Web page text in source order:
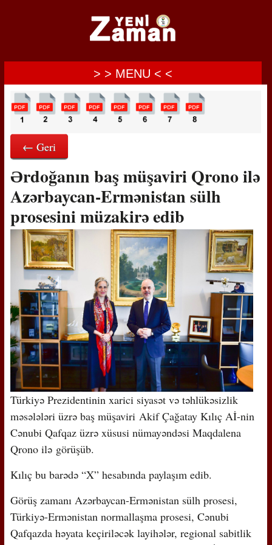
> > MENU < <
← Geri
Ərdoğanın baş müşaviri Qrono ilə
Azərbaycan-Ermənistan sülh
prosesini müzakirə edib
Türkiyə Prezidentinin xarici siyasət və təhlükəsizlik
məsələləri üzrə baş müşaviri Akif Çağatay Kılıç Aİ-nin
Cənubi Qafqaz üzrə xüsusi nümayəndəsi Maqdalena
Qrono ilə görüşüb.
Kılıç bu barədə “X” hesabında paylaşım edib.
Görüş zamanı Azərbaycan-Ermənistan sülh prosesi,
Türkiyə-Ermənistan normallaşma prosesi, Cənubi
Qafqazda həyata keçiriləcək layihələr, regional sabitlik